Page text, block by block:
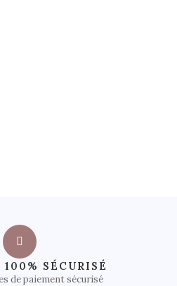
SÉCURISÉ
de paiement sécurisé